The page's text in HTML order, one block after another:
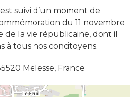
suivi d’un moment de
du 11 novembre
la vie républicaine, dont il
à tous nos concitoyens.
Melesse, France